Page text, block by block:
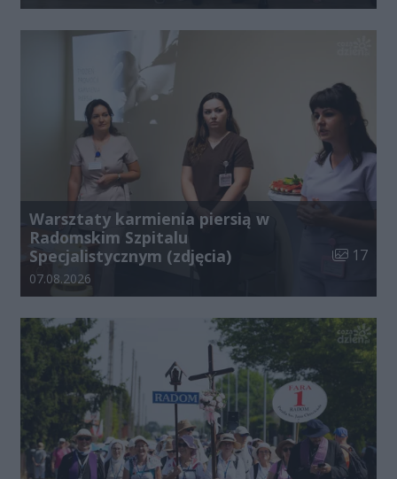
Warsztaty karmienia piersią w
Radomskim Szpitalu
Specjalistycznym (zdjęcia)
Liczba
17
Data dodania galerii:
07.08.2026